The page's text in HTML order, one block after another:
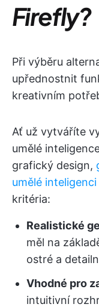
Firefly?
Při výběru
upřednostnit
kreativním
Ať už vytváříte
umělé
grafický design,
umělé inteligenci
kritéria:
Realistické
měl na
ostré a
Vhodné pro
intuitivní